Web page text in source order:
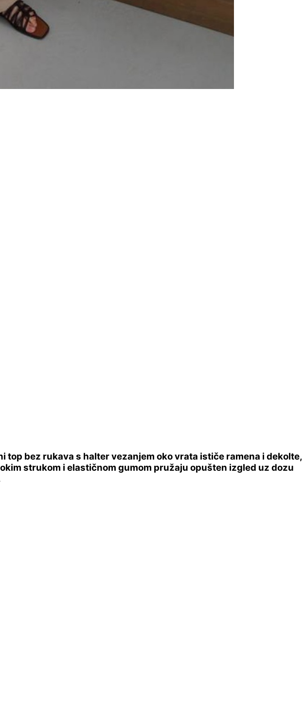
bez rukava s halter vezanjem oko vrata ističe ramena i dekolte,
strukom i elastičnom gumom pružaju opušten izgled uz dozu